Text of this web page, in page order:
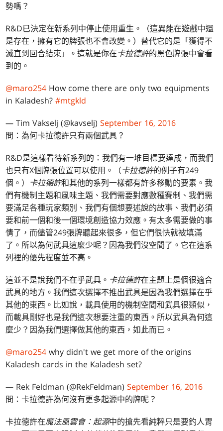
勢嗎？
R&D已決定在新系列中停止使用重生。（這異能在遊戲中還
是存在，擁有它的牌張也不會改變。）替代它的是「獲得不
滅直到回合結束」。這就是你在卡拉德許的黑色牌張中會看
到的。
@maro254 How come there are only two equipments
in Kaladesh?#mtgkld
— Tim Vakselj (@kavselj)September 16, 2016
問：為何卡拉德許只有兩個武具？
R&D是這樣看待新系列的：我們有一堆目標要達成，而我們
也只有X個牌張位置可以使用。（卡拉德許的例子有249
個。） 卡拉德許和其他的系列一樣都有許多移動的要素。我
們有機制主題和風味主題、我們需要對應數種賽制、我們需
要滿足各種玩家類別、我們有個想要述說的故事、我們必須
要和前一個和後一個環境創造協力效應。有太多需要做的事
情了，而儘管249張牌聽起來很多，但它們很快就被填滿
了。所以為何武具這麼少呢？因為我們沒空間了。它在這系
列裡的優先程度並不高。
這並不是說我們不在乎武具。 卡拉德許在主題上是個很適合
武具的地方。我們這次選擇不推出武具是因為我們選擇在乎
其他的東西。比如說，載具使用的機制空間和武具很類似，
而載具剛好也是我們這次想要注重的東西。所以武具為何這
麼少？因為我們選擇做其他的東西，如此而已。
@maro254 why didn't we get more of the origins
Kaladesh cards in the Kaladesh set?
— Rek Feldman (@RekFeldman)September 16, 2016
問：卡拉德許為何沒有更多起源中的牌呢？
卡拉德許在魔法風雲會：起源中的搶先看純粹只是要釣人胃